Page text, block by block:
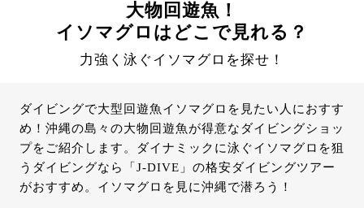
大物回遊魚！
イソマグロはどこで見れる？
力強く泳ぐイソマグロを探せ！
ダイビングで大型回遊魚イソマグロを見たい人におすす
め！沖縄の島々の大物回遊魚が得意なダイビングショッ
プをご紹介します。ダイナミックに泳ぐイソマグロを狙
うダイビングなら「J-DIVE」の格安ダイビングツアー
がおすすめ。イソマグロを見に沖縄で潜ろう！